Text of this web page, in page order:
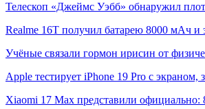
Телескоп «Джеймс Уэбб» обнаружил
Realme 16T получил батарею 8000 мАч и
Учёные связали гормон ирисин от
Apple тестирует iPhone 19 Pro с
Xiaomi 17 Max представили